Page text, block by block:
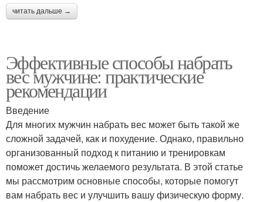
читать дальше →
Эффективные способы набрать
вес мужчине: практические
рекомендации
Введение
Для многих мужчин набрать вес может быть такой же
сложной задачей, как и похудение. Однако, правильно
организованный подход к питанию и тренировкам
поможет достичь желаемого результата. В этой статье
мы рассмотрим основные способы, которые помогут
вам набрать вес и улучшить вашу физическую форму.